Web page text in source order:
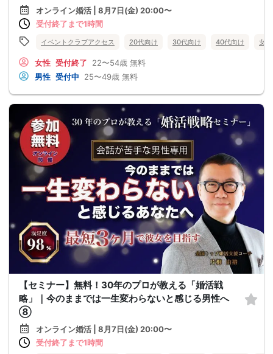
オンライン婚活 | 8月7日(金) 20:00〜
受付終了まで1時間
イベントクラブアクセス 20代向け 30代向け 40代向け 女
女性 受付終了 22〜54歳 無料
男性 受付中 25〜49歳 無料
【セミナー】無料！30年のプロが教える「婚活戦
略」｜今のままでは一生変わらないと感じる男性へ
⑧
オンライン婚活 | 8月7日(金) 20:00〜
受付終了まで1時間